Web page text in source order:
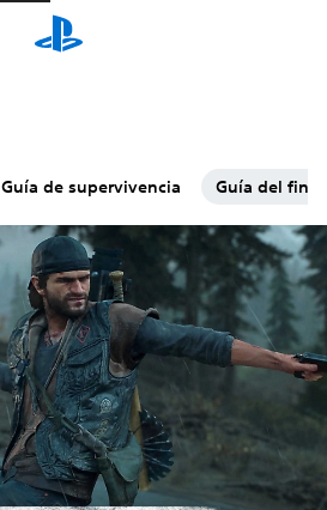
Guía de supervivencia Guía del